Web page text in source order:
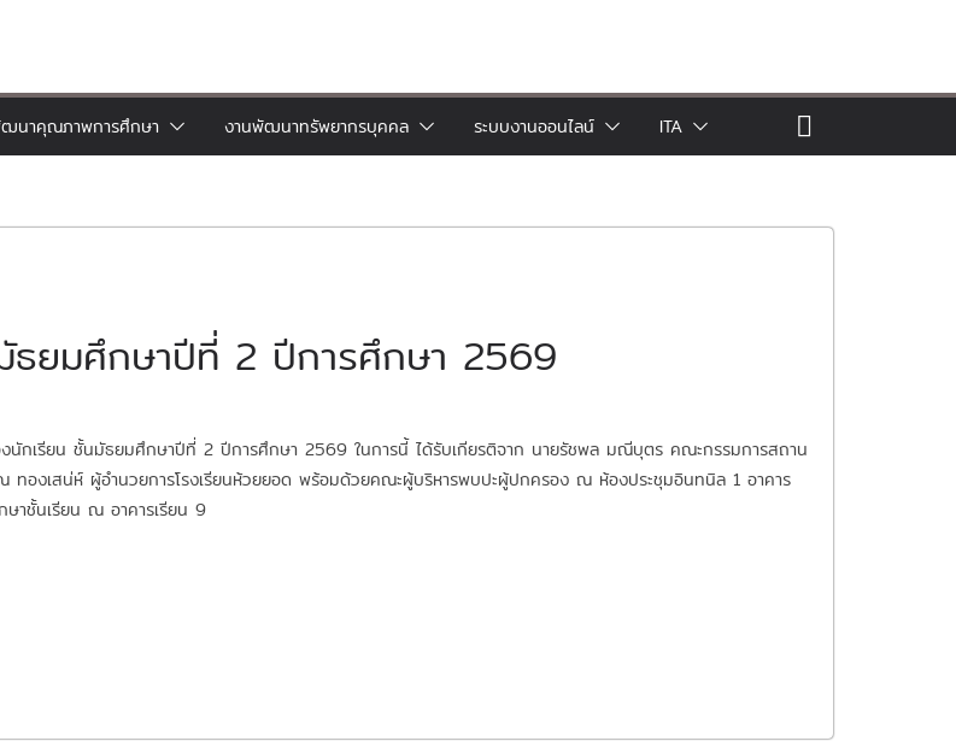
นาคุณภาพการศึกษา งานพัฒนาทรัพยากรบุคคล ระบบงานออนไลน์ ITA
ธยมศึกษาปีที่ 2 ปีการศึกษา 2569
กเรียน ชั้นมัธยมศึกษาปีที่ 2 ปีการศึกษา 2569 ในการนี้ ได้รับเกียรติจาก นายรัชพล มณีบุตร คณะกรรมการสถาน
ทองเสน่ห์ ผู้อำนวยการโรงเรียนห้วยยอด พร้อมด้วยคณะผู้บริหารพบปะผู้ปกครอง ณ ห้องประชุมอินทนิล 1 อาคาร
าชั้นเรียน ณ อาคารเรียน 9